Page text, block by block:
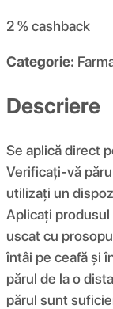
2 %cashback
Categorie:
Descriere
Se aplică direct
Verificați-vă
utilizați un
Aplicați
uscat cu
întâi pe ceafă și
părul de la o
părul sunt